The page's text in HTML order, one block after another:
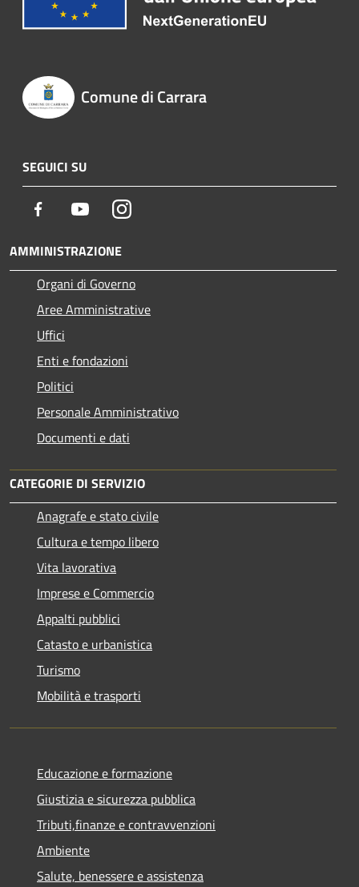
Comune di Carrara
SEGUICI SU
Facebook YoutubeInstagram
AMMINISTRAZIONE
Organi di Governo
Aree Amministrative
Uffici
Enti e fondazioni
Politici
Personale Amministrativo
Documenti e dati
CATEGORIE DI SERVIZIO
Anagrafe e stato civile
Cultura e tempo libero
Vita lavorativa
Imprese e Commercio
Appalti pubblici
Catasto e urbanistica
Turismo
Mobilità e trasporti
Educazione e formazione
Giustizia e sicurezza pubblica
Tributi,finanze e contravvenzioni
Ambiente
Salute, benessere e assistenza